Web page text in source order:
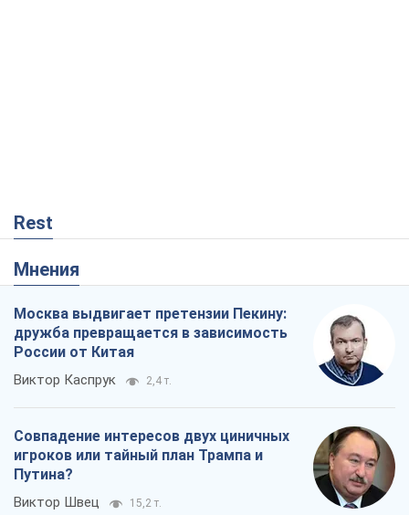
Rest
Мнения
Москва выдвигает претензии Пекину:
дружба превращается в зависимость
России от Китая
Виктор Каспрук 2,4 т.
Совпадение интересов двух циничных
игроков или тайный план Трампа и
Путина?
Виктор Швец 15,2 т.